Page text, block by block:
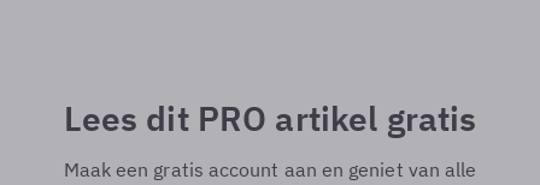
Lees dit PRO artikel gratis
Maak een gratis account aan en geniet van alle